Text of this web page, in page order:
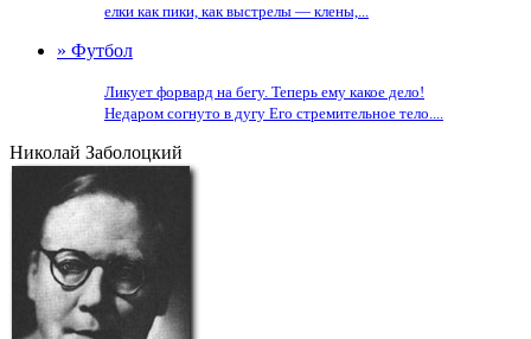
елки как пики, как выстрелы — клены,...
» Футбол
Ликует форвард на бегу. Теперь ему какое дело!
Недаром согнуто в дугу Его стремительное тело....
Николай Заболоцкий